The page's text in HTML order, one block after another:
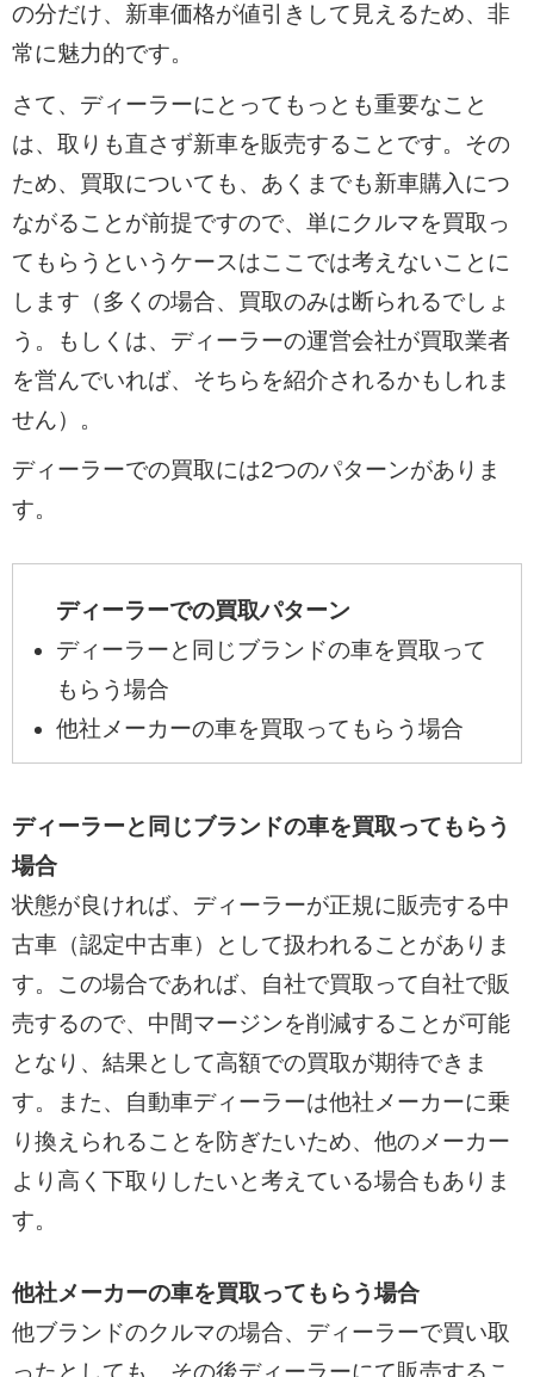
の分だけ、新車価格が値引きして見えるため、非
常に魅力的です。
さて、ディーラーにとってもっとも重要なこと
は、取りも直さず新車を販売することです。その
ため、買取についても、あくまでも新車購入につ
ながることが前提ですので、単にクルマを買取っ
てもらうというケースはここでは考えないことに
します（多くの場合、買取のみは断られるでしょ
う。もしくは、ディーラーの運営会社が買取業者
を営んでいれば、そちらを紹介されるかもしれま
せん）。
ディーラーでの買取には2つのパターンがありま
す。
ディーラーでの買取パターン
ディーラーと同じブランドの車を買取って
もらう場合
他社メーカーの車を買取ってもらう場合
ディーラーと同じブランドの車を買取ってもらう
場合
状態が良ければ、ディーラーが正規に販売する中
古車（認定中古車）として扱われることがありま
す。この場合であれば、自社で買取って自社で販
売するので、中間マージンを削減することが可能
となり、結果として高額での買取が期待できま
す。また、自動車ディーラーは他社メーカーに乗
り換えられることを防ぎたいため、他のメーカー
より高く下取りしたいと考えている場合もありま
す。
他社メーカーの車を買取ってもらう場合
他ブランドのクルマの場合、ディーラーで買い取